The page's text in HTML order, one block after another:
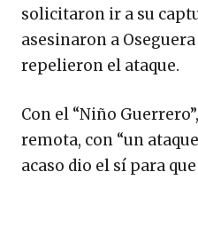
solicitaron ir a su
asesinaron a
repelieron el ataque.
Con el “Niño
remota, con “un
acaso dio el sí para